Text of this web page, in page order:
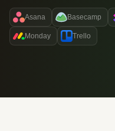
Asana Basecamp
Monday Trello